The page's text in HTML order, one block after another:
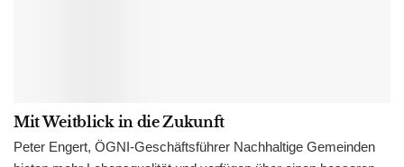
Mit Weitblick in die Zukunft
Peter Engert, ÖGNI-Geschäftsführer Nachhaltige Gemeinden